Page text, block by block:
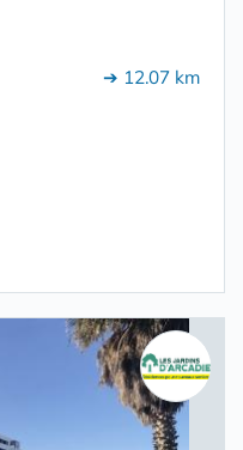
➔ 12.07 km